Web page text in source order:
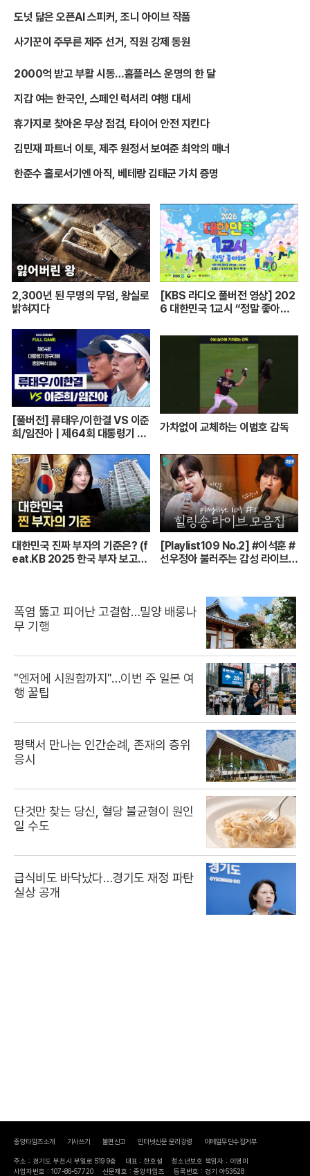
도넛 닮은 오픈AI 스피커, 조니 아이브 작품
사기꾼이 주무른 제주 선거, 직원 강제 동원
2000억 받고 부활 시동…홈플러스 운명의 한 달
지갑 여는 한국인, 스페인 럭셔리 여행 대세
휴가지로 찾아온 무상 점검, 타이어 안전 지킨다
김민재 파트너 이토, 제주 원정서 보여준 최악의 매너
한준수 홀로서기엔 아직, 베테랑 김태군 가치 증명
2,300년 된 무명의 무덤, 왕실로
밝혀지다
[KBS 라디오 풀버전 영상] 202
6 대한민국 1교시 “정말 좋아
[풀버전] 류태우/이한결 VS 이준
희/임진아 | 제64회 대통령기 종
7.22 방송)
가차없이 교체하는 이범호 감독
대한민국 진짜 부자의 기준은? (f
eat.KB 2025 한국 부자 보고
[Playlist109 No.2] #이석훈 #
선우정아 불러주는 감성 라이브
폭염 뚫고 피어난 고결함…밀양 배롱나
무 기행
"엔저에 시원함까지"…이번 주 일본 여
행 꿀팁
평택서 만나는 인간순례, 존재의 층위
응시
단것만 찾는 당신, 혈당 불균형이 원인
일 수도
급식비도 바닥났다…경기도 재정 파탄
실상 공개
중앙타임즈소개 기사쓰기 불편신고 인터넷신문 윤리강령 이메일무단수집거부
주소 : 경기도 부천시 부일로 519 9층 대표 : 한호설
청소년보호 책임자 : 이영미
사업자번호 : 107-86-57720
신문제호 : 중앙타임즈 등록번호 : 경기 아53528